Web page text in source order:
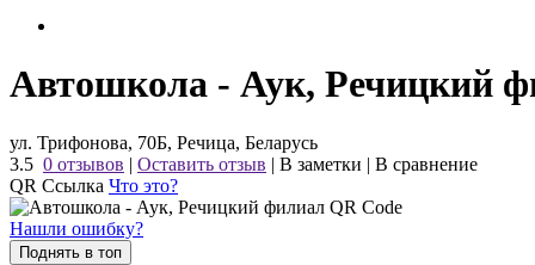
Автошкола - Аук, Речицкий
ул. Трифонова, 70Б, Речица, Беларусь
3.5 0 отзывов | Оставить отзыв | В заметки | В сравнение
QR Ссылка Что это?
Нашли ошибку?
Поднять в топ